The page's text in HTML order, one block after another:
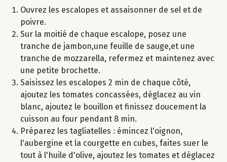
Ouvrez les escalopes et assaisonner de sel et de
poivre.
Sur la moitié de chaque escalope, posez une
tranche de jambon,une feuille de sauge,et une
tranche de mozzarella, refermez et maintenez avec
une petite brochette.
Saisissez les escalopes 2 min de chaque côté,
ajoutez les tomates concassées, déglacez au vin
blanc, ajoutez le bouillon et finissez doucement la
cuisson au four pendant 8 min.
Préparez les tagliatelles : émincez l'oignon,
l'aubergine et la courgette en cubes, faites suer le
tout à l'huile d'olive, ajoutez les tomates et déglacez